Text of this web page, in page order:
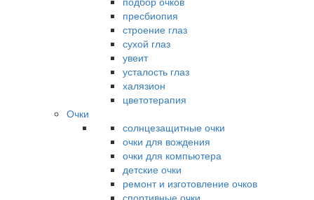
пресбиопия
строение глаз
сухой глаз
увеит
усталость глаз
халязион
цветотерапия
Очки
солнцезащитные очки
очки для вождения
очки для компьютера
детские очки
ремонт и изготовление очков